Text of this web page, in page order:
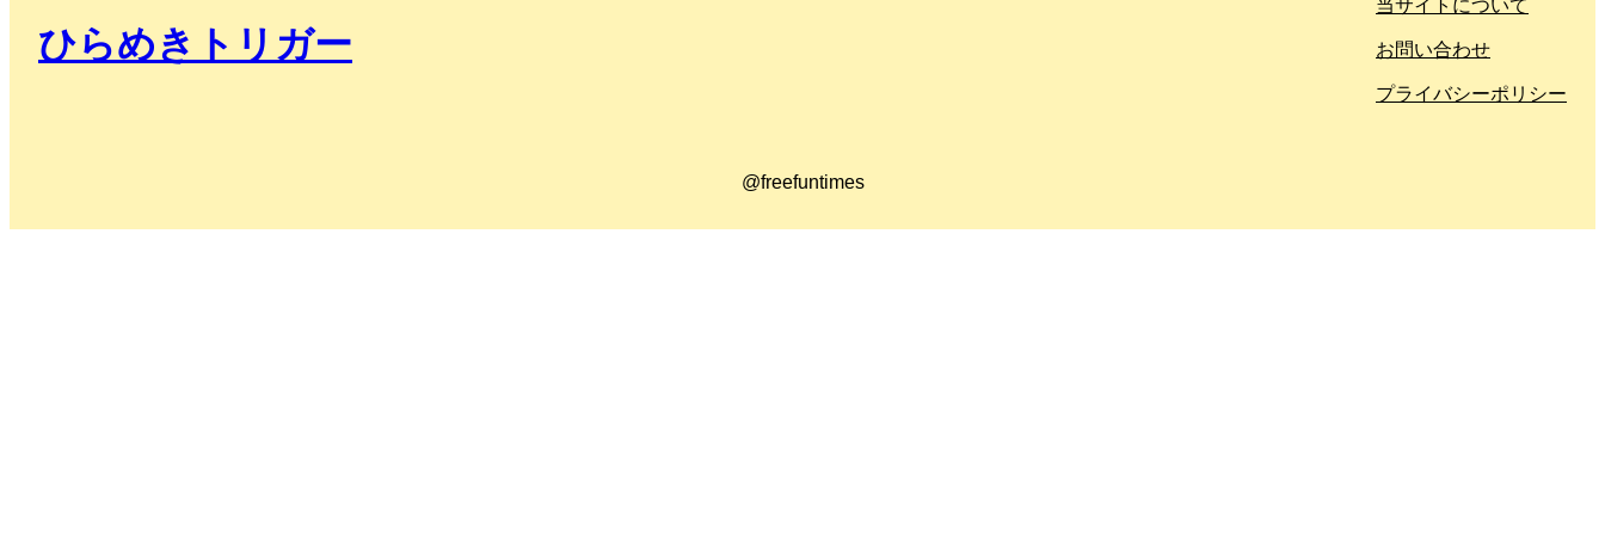
ひらめきトリガー
当サイトについて
お問い合わせ
プライバシーポリシー
@freefuntimes